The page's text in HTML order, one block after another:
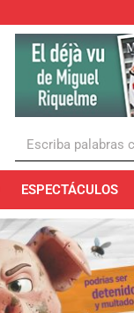
ESPECTÁCULOS